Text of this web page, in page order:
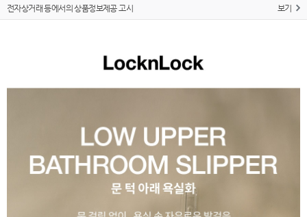
전자상거래 등에서의 상품정보제공 고시 보기